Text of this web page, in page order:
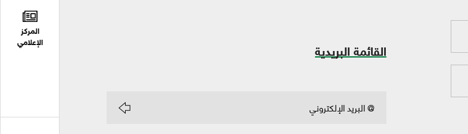
المركز
الإعلامي
القائمة البريدية